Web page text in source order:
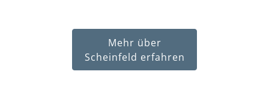
Mehr über
Scheinfeld erfahren